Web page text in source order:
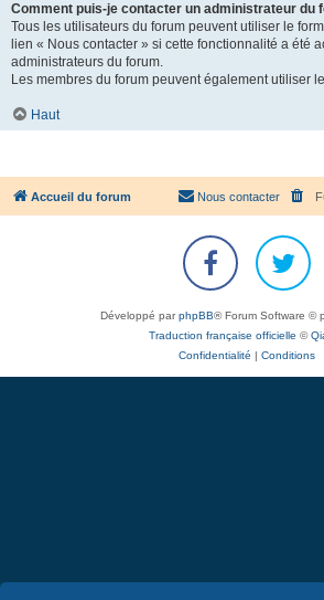
Comment puis-je contacter un administrateur du
Tous les utilisateurs du forum peuvent utiliser le
lien « Nous contacter » si cette fonctionnalité a été
administrateurs du forum.
Les membres du forum peuvent également utiliser
Haut
Accueil du forum Nous contacter
Développé parphpBB® Forum Software ©
Traduction française officielle ©
Confidentialité
Conditions